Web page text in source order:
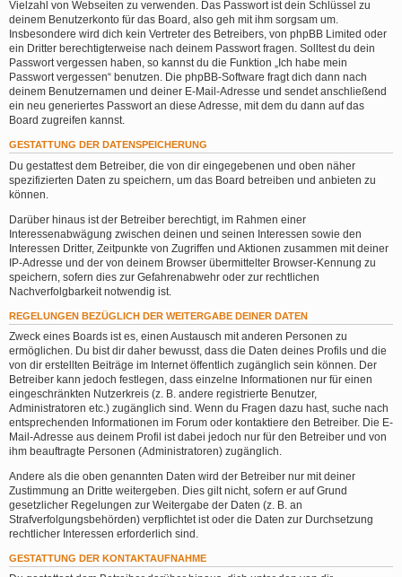
Vielzahl von Webseiten zu verwenden. Das Passwort ist dein Schlüssel zu
deinem Benutzerkonto für das Board, also geh mit ihm sorgsam um.
Insbesondere wird dich kein Vertreter des Betreibers, von phpBB Limited oder
ein Dritter berechtigterweise nach deinem Passwort fragen. Solltest du dein
Passwort vergessen haben, so kannst du die Funktion „Ich habe mein
Passwort vergessen“ benutzen. Die phpBB-Software fragt dich dann nach
deinem Benutzernamen und deiner E-Mail-Adresse und sendet anschließend
ein neu generiertes Passwort an diese Adresse, mit dem du dann auf das
Board zugreifen kannst.
GESTATTUNG DER DATENSPEICHERUNG
Du gestattest dem Betreiber, die von dir eingegebenen und oben näher
spezifizierten Daten zu speichern, um das Board betreiben und anbieten zu
können.
Darüber hinaus ist der Betreiber berechtigt, im Rahmen einer
Interessenabwägung zwischen deinen und seinen Interessen sowie den
Interessen Dritter, Zeitpunkte von Zugriffen und Aktionen zusammen mit deiner
IP-Adresse und der von deinem Browser übermittelter Browser-Kennung zu
speichern, sofern dies zur Gefahrenabwehr oder zur rechtlichen
Nachverfolgbarkeit notwendig ist.
REGELUNGEN BEZÜGLICH DER WEITERGABE DEINER DATEN
Zweck eines Boards ist es, einen Austausch mit anderen Personen zu
ermöglichen. Du bist dir daher bewusst, dass die Daten deines Profils und die
von dir erstellten Beiträge im Internet öffentlich zugänglich sein können. Der
Betreiber kann jedoch festlegen, dass einzelne Informationen nur für einen
eingeschränkten Nutzerkreis (z. B. andere registrierte Benutzer,
Administratoren etc.) zugänglich sind. Wenn du Fragen dazu hast, suche nach
entsprechenden Informationen im Forum oder kontaktiere den Betreiber. Die E-
Mail-Adresse aus deinem Profil ist dabei jedoch nur für den Betreiber und von
ihm beauftragte Personen (Administratoren) zugänglich.
Andere als die oben genannten Daten wird der Betreiber nur mit deiner
Zustimmung an Dritte weitergeben. Dies gilt nicht, sofern er auf Grund
gesetzlicher Regelungen zur Weitergabe der Daten (z. B. an
Strafverfolgungsbehörden) verpflichtet ist oder die Daten zur Durchsetzung
rechtlicher Interessen erforderlich sind.
GESTATTUNG DER KONTAKTAUFNAHME